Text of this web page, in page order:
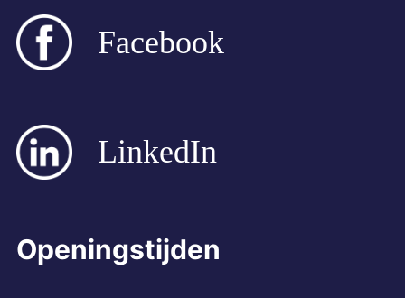
Facebook
LinkedIn
Openingstijden